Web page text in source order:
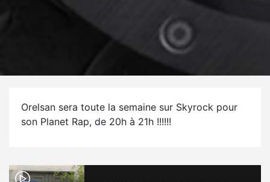
Orelsan sera toute la semaine sur Skyrock pour
son Planet Rap, de 20h à 21h !!!!!!